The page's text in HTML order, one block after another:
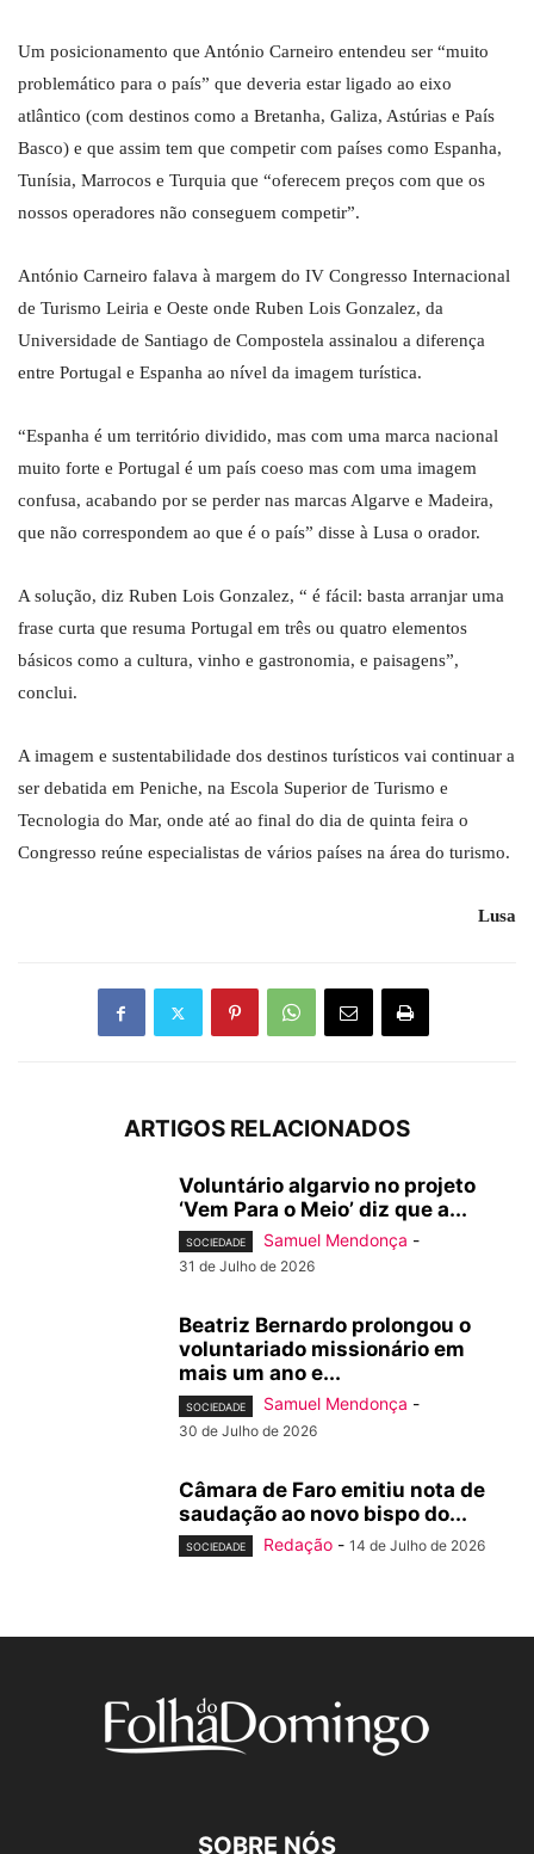
Um posicionamento que António Carneiro entendeu ser “muito
problemático para o país” que deveria estar ligado ao eixo
atlântico (com destinos como a Bretanha, Galiza, Astúrias e País
Basco) e que assim tem que competir com países como Espanha,
Tunísia, Marrocos e Turquia que “oferecem preços com que os
nossos operadores não conseguem competir”.
António Carneiro falava à margem do IV Congresso Internacional
de Turismo Leiria e Oeste onde Ruben Lois Gonzalez, da
Universidade de Santiago de Compostela assinalou a diferença
entre Portugal e Espanha ao nível da imagem turística.
“Espanha é um território dividido, mas com uma marca nacional
muito forte e Portugal é um país coeso mas com uma imagem
confusa, acabando por se perder nas marcas Algarve e Madeira,
que não correspondem ao que é o país” disse à Lusa o orador.
A solução, diz Ruben Lois Gonzalez, “ é fácil: basta arranjar uma
frase curta que resuma Portugal em três ou quatro elementos
básicos como a cultura, vinho e gastronomia, e paisagens”,
conclui.
A imagem e sustentabilidade dos destinos turísticos vai continuar a
ser debatida em Peniche, na Escola Superior de Turismo e
Tecnologia do Mar, onde até ao final do dia de quinta feira o
Congresso reúne especialistas de vários países na área do turismo.
Lusa
ARTIGOS RELACIONADOS
Voluntário algarvio no projeto
‘Vem Para o Meio’ diz que a...
SOCIEDADE Samuel Mendonça -
31 de Julho de 2026
Beatriz Bernardo prolongou o
voluntariado missionário em
mais um ano e...
SOCIEDADE Samuel Mendonça -
30 de Julho de 2026
Câmara de Faro emitiu nota de
saudação ao novo bispo do...
SOCIEDADE Redação - 14 de Julho de 2026
SOBRE NÓS